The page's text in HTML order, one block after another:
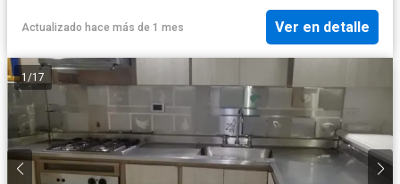
Actualizado hace más de 1 mes Ver en detalle
1 /17